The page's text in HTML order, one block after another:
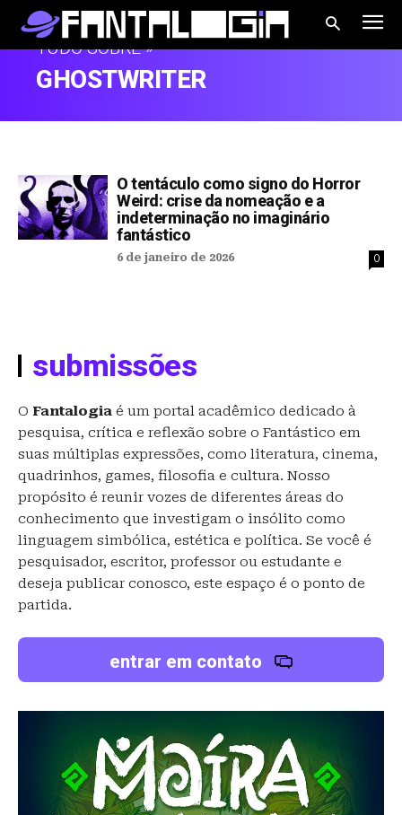
TUDO SOBRE »
GHOSTWRITER
O tentáculo como signo do Horror
Weird: crise da nomeação e a
indeterminação no imaginário
fantástico
6 de janeiro de 2026 0
submissões
O Fantalogia é um portal acadêmico dedicado à
pesquisa, crítica e reflexão sobre o Fantástico em
suas múltiplas expressões, como literatura, cinema,
quadrinhos, games, filosofia e cultura. Nosso
propósito é reunir vozes de diferentes áreas do
conhecimento que investigam o insólito como
linguagem simbólica, estética e política. Se você é
pesquisador, escritor, professor ou estudante e
deseja publicar conosco, este espaço é o ponto de
partida.
entrar em contato